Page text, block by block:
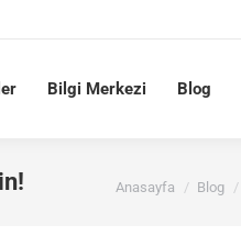
Bilgi Merkezi Blog
Anasayfa Blog